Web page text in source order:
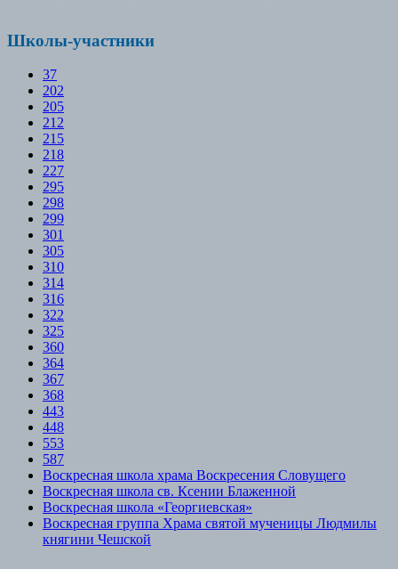
Школы-участники
37
202
205
212
215
218
227
295
298
299
301
305
310
314
316
322
325
360
364
367
368
443
448
553
587
Воскресная школа храма Воскресения Словущего
Воскресная школа св. Ксении Блаженной
Воскресная школа «Георгиевская»
Воскресная группа Храма святой мученицы Людмилы
княгини Чешской